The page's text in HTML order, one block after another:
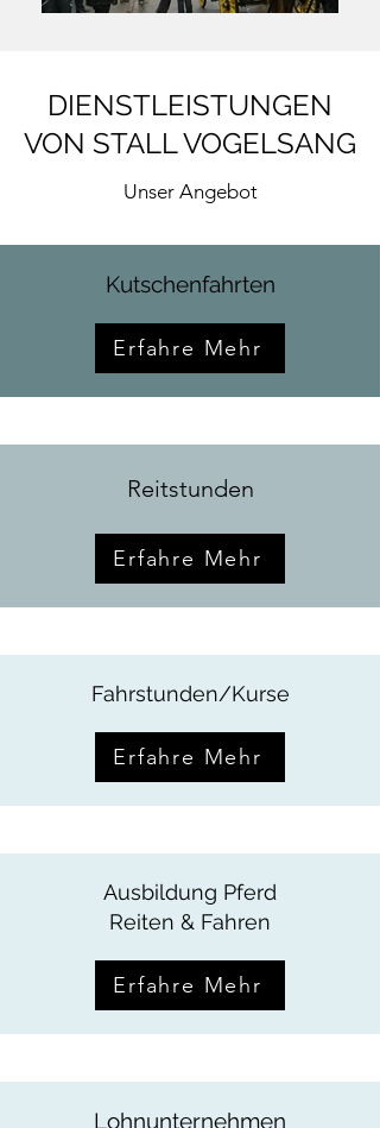
DIENSTLEISTUNGEN
VON STALL VOGELSANG
Unser Angebot
Kutschenfahrten
Erfahre Mehr
Reitstunden
Erfahre Mehr
Fahrstunden/Kurse
Erfahre Mehr
Ausbildung Pferd
Reiten & Fahren
Erfahre Mehr
Lohnunternehmen